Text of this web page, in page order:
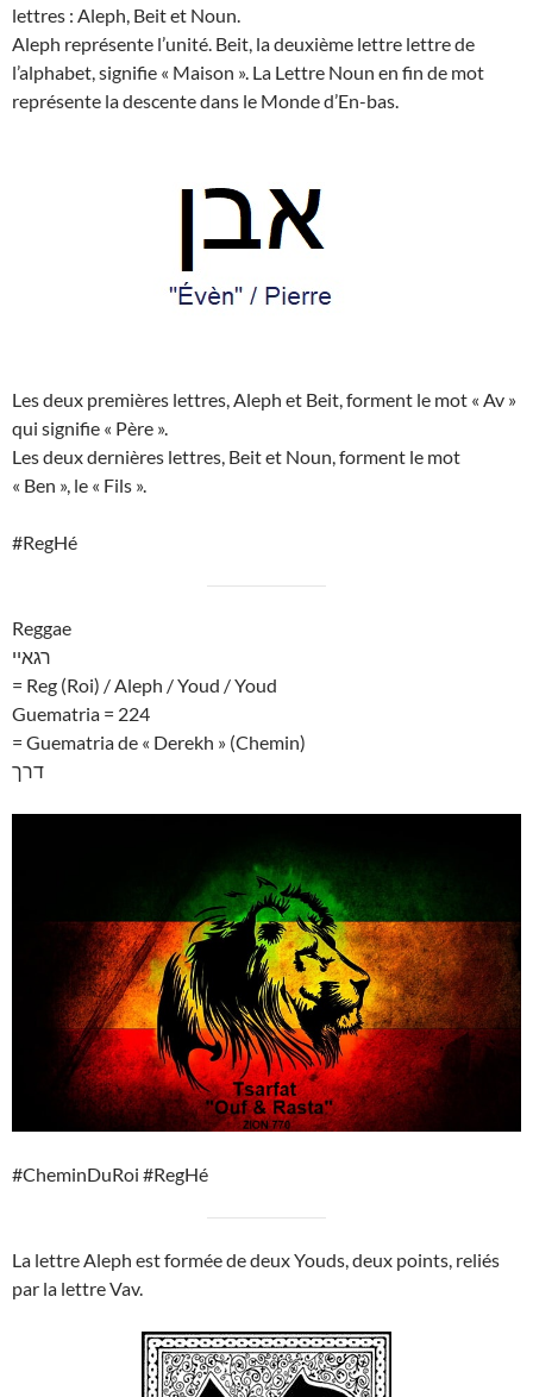
lettres : Aleph, Beit et Noun.
Aleph représente l’unité. Beit, la deuxième lettre lettre de
l’alphabet, signifie « Maison ». La Lettre Noun en fin de mot
représente la descente dans le Monde d’En-bas.
Les deux premières lettres, Aleph et Beit, forment le mot « Av »
qui signifie « Père ».
Les deux dernières lettres, Beit et Noun, forment le mot
« Ben », le « Fils ».
#RegHé
Reggae
רגאיי
= Reg (Roi) / Aleph / Youd / Youd
Guematria = 224
= Guematria de « Derekh » (Chemin)
דרך
#CheminDuRoi #RegHé
La lettre Aleph est formée de deux Youds, deux points, reliés
par la lettre Vav.